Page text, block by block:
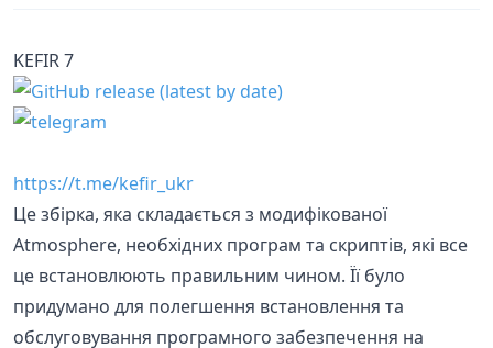
KEFIR 7
https://t.me/kefir_ukr
Це збірка, яка складається з модифікованої
Atmosphere, необхідних програм та скриптів, які все
це встановлюють правильним чином. Її було
придумано для полегшення встановлення та
обслуговування програмного забезпечення на